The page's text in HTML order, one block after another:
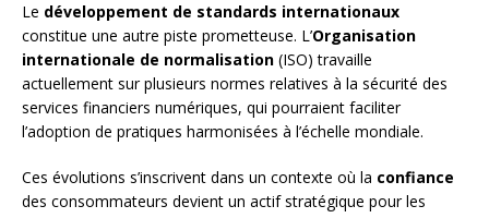
Le développement de standards internationaux
constitue une autre piste prometteuse. L’Organisation
internationale de normalisation (ISO) travaille
actuellement sur plusieurs normes relatives à la sécurité des
services financiers numériques, qui pourraient faciliter
l’adoption de pratiques harmonisées à l’échelle mondiale.
Ces évolutions s’inscrivent dans un contexte où la confiance
des consommateurs devient un actif stratégique pour les